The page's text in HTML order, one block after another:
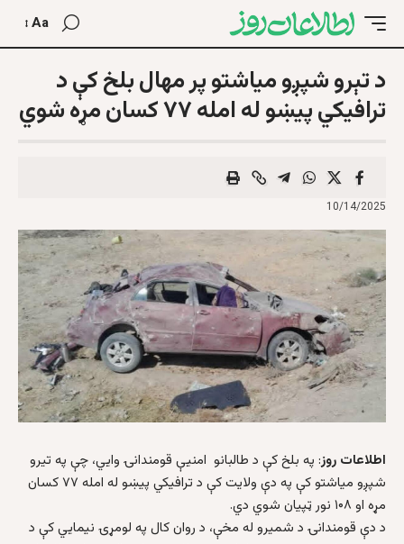
Aa
د تېرو شپږو میاشتو پر مهال بلخ کې د
ترافیکي پیښو له امله ۷۷ کسان مړه شوي
10/14/2025
اطلاعات روز: په بلخ کې د طالبانو امنیې قومندانۍ وايي، چې په تیرو
شپږو میاشتو کې په دې ولایت کې د ترافیکي پیښو له امله ۷۷ کسان
مړه او ۱۰۸ نور ټپیان شوي دي.
د دې قومندانۍ د شمیرو له مخې، د روان کال په لومړۍ نیمایي کې د